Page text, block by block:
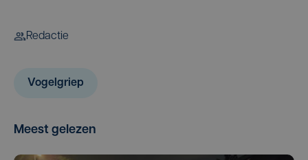
Redactie
Vogelgriep
Meest gelezen